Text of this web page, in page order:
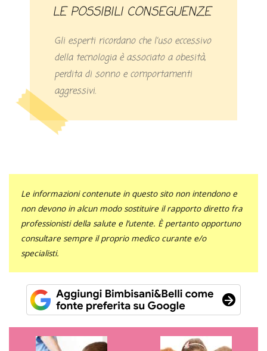
LE POSSIBILI CONSEGUENZE
Gli esperti ricordano che l’uso eccessivo
della tecnologia è associato a obesità,
perdita di sonno e comportamenti
aggressivi.
Le informazioni contenute in questo sito non intendono e
non devono in alcun modo sostituire il rapporto diretto fra
professionisti della salute e l’utente. È pertanto opportuno
consultare sempre il proprio medico curante e/o
specialisti.